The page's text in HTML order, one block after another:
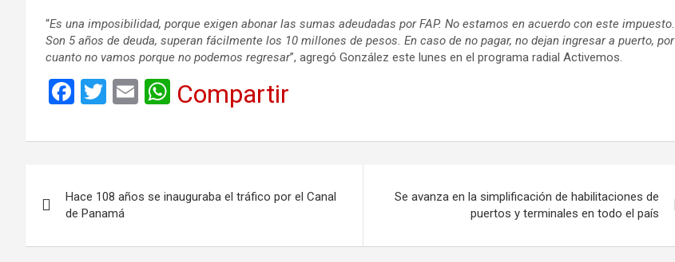
“Es una imposibilidad, porque exigen abonar las sumas adeudadas por FAP. No estamos en acuerdo con este impuesto.
Son 5 años de deuda, superan fácilmente los 10 millones de pesos. En caso de no pagar, no dejan ingresar a puerto, por
cuanto no vamos porque no podemos regresar”, agregó González este lunes en el programa radial Activemos.
F
ce
o
o
k
T
tt
E
ail
W
at
A
p
Compartir
de
entradas
Hace 108 años se inauguraba el tráfico por el Canal
de Panamá
Se avanza en la simplificación de habilitaciones de
puertos y terminales en todo el país